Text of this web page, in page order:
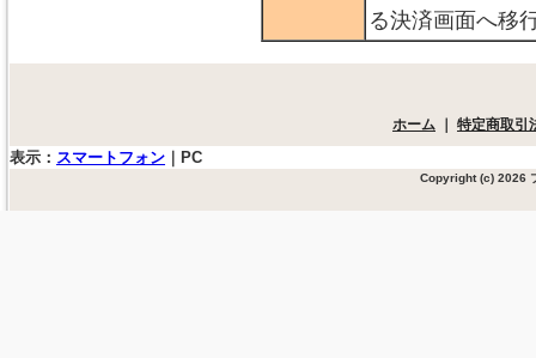
る決済画面へ移
ホーム ｜ 特定商取引
表示： スマートフォン PC
Copyright (c) 2026